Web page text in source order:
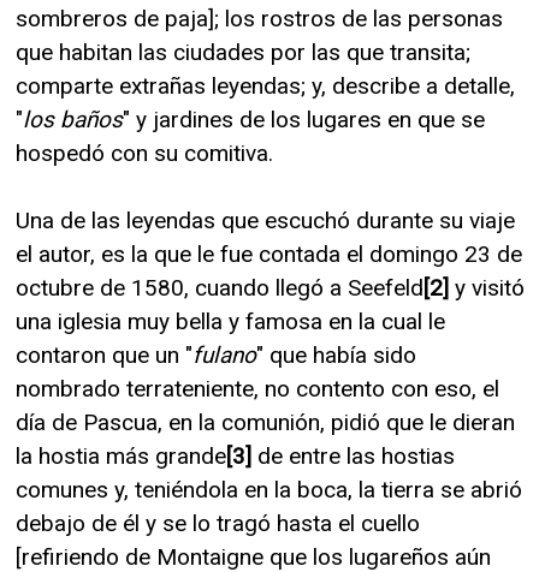
sombreros de paja]; los rostros de las personas
que habitan las ciudades por las que transita;
comparte extrañas leyendas; y, describe a detalle,
"los baños" y jardines de los lugares en que se
hospedó con su comitiva.
Una de las leyendas que escuchó durante su viaje
el autor, es la que le fue contada el domingo 23 de
octubre de 1580, cuando llegó a Seefeld[2] y visitó
una iglesia muy bella y famosa en la cual le
contaron que un "fulano" que había sido
nombrado terrateniente, no contento con eso, el
día de Pascua, en la comunión, pidió que le dieran
la hostia más grande[3] de entre las hostias
comunes y, teniéndola en la boca, la tierra se abrió
debajo de él y se lo tragó hasta el cuello
[refiriendo de Montaigne que los lugareños aún